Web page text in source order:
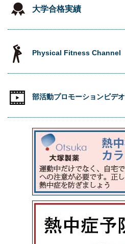
大学合格実績
Physical Fitness Channel
部活動プロモーションビデオ